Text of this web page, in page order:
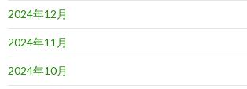
2024年12月
2024年11月
2024年10月